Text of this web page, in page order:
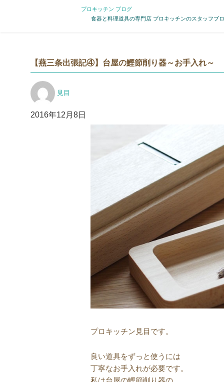
プロキッチン ブログ
食器と料理道具の専門店 プロキッチンのスタッフブ
【燕三条出張記④】台屋の鰹節削り器～お手入れ～
稿見目
投
2016年12月8日
プロキッチン見目です。
良い道具をずっと使うには
丁寧なお手入れが必要です。